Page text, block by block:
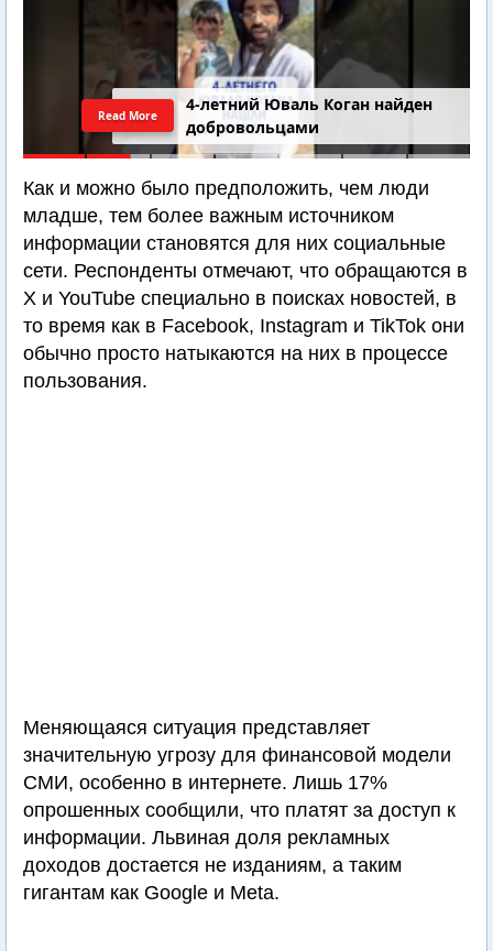
4-летний Юваль Коган найден
добровольцами
Read More
Как и можно было предположить, чем люди
младше, тем более важным источником
информации становятся для них социальные
сети. Респонденты отмечают, что обращаются в
X и YouTube специально в поисках новостей, в
то время как в Facebook, Instagram и TikTok они
обычно просто натыкаются на них в процессе
пользования.
Меняющаяся ситуация представляет
значительную угрозу для финансовой модели
СМИ, особенно в интернете. Лишь 17%
опрошенных сообщили, что платят за доступ к
информации. Львиная доля рекламных
доходов достается не изданиям, а таким
гигантам как Google и Meta.